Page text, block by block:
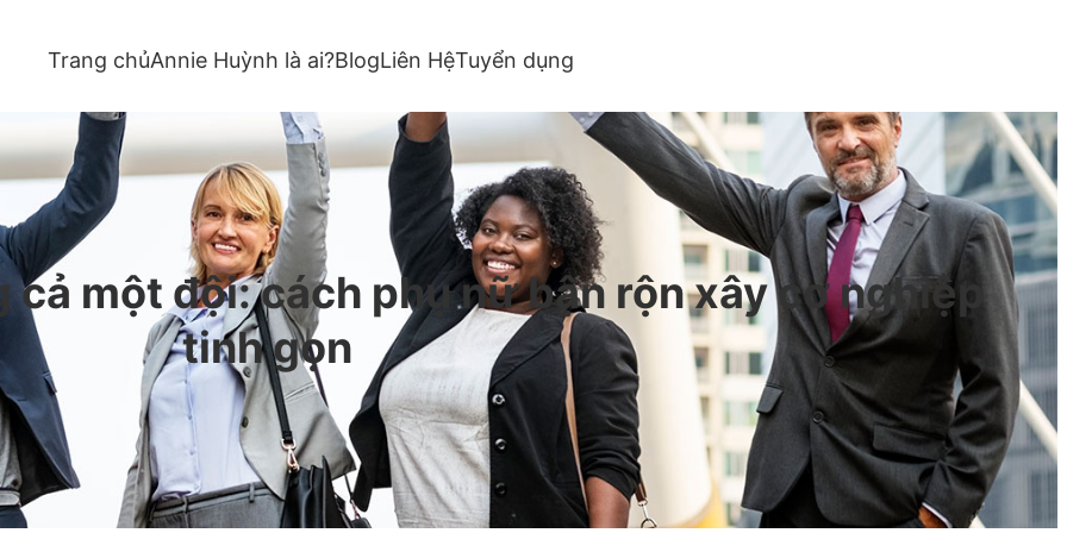
Trang chủAnnie Huỳnh là ai?BlogLiên HệTuyển dụng
cả một đội: cách phụ nữ bận rộn xây cơ nghiệp
tinh gọn